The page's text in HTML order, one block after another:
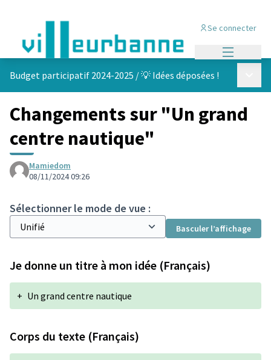
Se connecter
Budget participatif 2024-2025 /💡 Idées déposées !
Changements sur "Un grand
centre nautique"
Mamiedom
08/11/2024 09:26
Sélectionner le mode de vue :
Basculer l’affichage
Je donne un titre à mon idée (Français)
+ Un grand centre nautique
Corps du texte (Français)